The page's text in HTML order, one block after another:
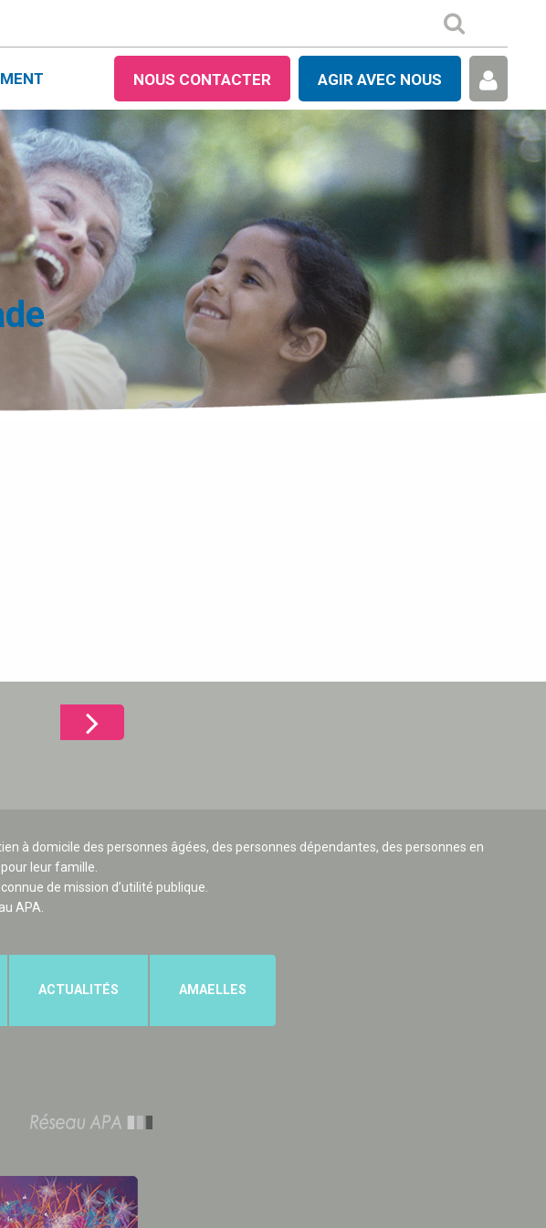
NOUS CONTACTER AGIR AVEC NOUS
à domicile des personnes âgées, des personnes dépendantes, des personnes en
leur famille.
de mission d’utilité publique.
APA.
ACTUALITÉS AMAELLES